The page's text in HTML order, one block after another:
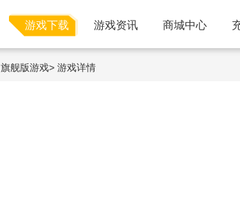
游戏下载 游戏资讯 商城中心
旗舰版游戏> 游戏详情